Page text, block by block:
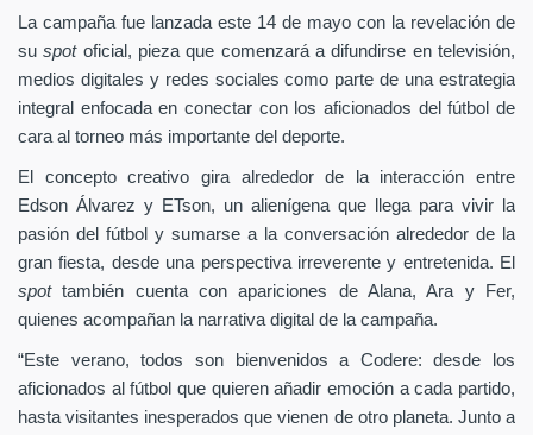
La campaña fue lanzada este 14 de mayo con la revelación de
suspot oficial, pieza que comenzará a difundirse en televisión,
medios digitales y redes sociales como parte de una estrategia
integral enfocada en conectar con los aficionados del fútbol de
cara al torneo más importante del deporte.
El concepto creativo gira alrededor de la interacción entre
Edson Álvarez y ETson, un alienígena que llega para vivir la
pasión del fútbol y sumarse a la conversación alrededor de la
gran fiesta, desde una perspectiva irreverente y entretenida. El
spottambién cuenta con apariciones de Alana, Ara y Fer,
quienes acompañan la narrativa digital de la campaña.
“Este verano, todos son bienvenidos a Codere: desde los
aficionados al fútbol que quieren añadir emoción a cada partido,
hasta visitantes inesperados que vienen de otro planeta. Junto a